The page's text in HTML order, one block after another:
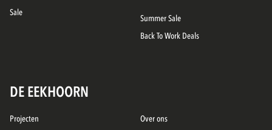
Sale
Summer Sale
Back To Work Deals
DE EEKHOORN
Projecten
Over ons